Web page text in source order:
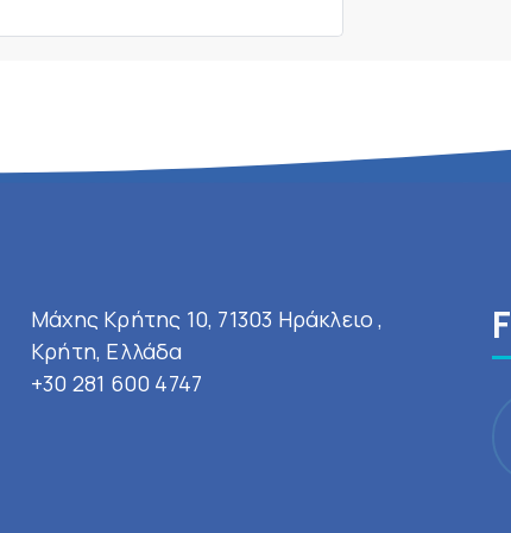
Μάχης Κρήτης 10, 71303 Ηράκλειο ,
Κρήτη, Ελλάδα
+30 281 600 4747